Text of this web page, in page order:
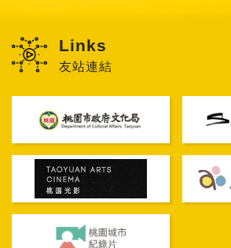
Links
友站連結